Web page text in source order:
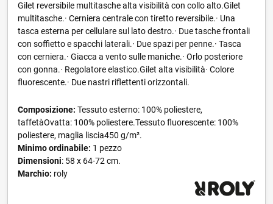
Gilet reversibile multitasche alta visibilità con collo alto.Gilet
multitasche.· Cerniera centrale con tiretto reversibile.· Una
tasca esterna per cellulare sul lato destro.· Due tasche frontali
con soffietto e spacchi laterali.· Due spazi per penne.· Tasca
con cerniera.· Giacca a vento sulle maniche.· Orlo posteriore
con gonna.· Regolatore elastico.Gilet alta visibilità· Colore
fluorescente.· Due nastri riflettenti orizzontali.
Composizione: Tessuto esterno: 100% poliestere,
taffetàOvatta: 100% poliestere.Tessuto fluorescente: 100%
poliestere, maglia liscia450 g/m².
Minimo ordinabile: 1 pezzo
Dimensioni: 58 x 64-72 cm.
Marchio: roly